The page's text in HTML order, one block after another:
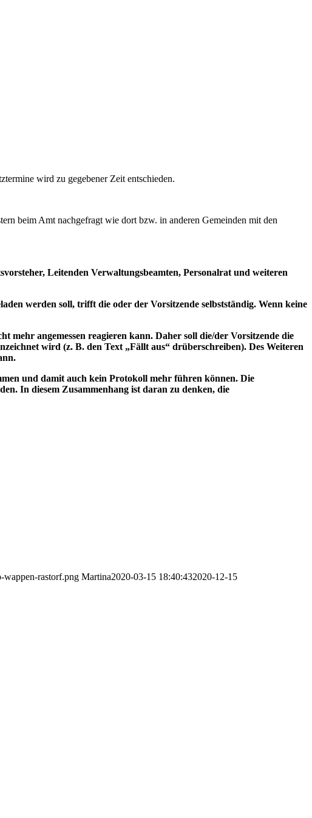
wird zu gegebener Zeit entschieden.
beim Amt nachgefragt wie dort bzw. in anderen Gemeinden mit den
Leitenden Verwaltungsbeamten, Personalrat und weiteren
werden soll, trifft die oder der Vorsitzende selbstständig. Wenn keine
mehr angemessen reagieren kann. Daher soll die/der Vorsitzende die
wird (z. B. den Text „Fällt aus“ drüberschreiben). Des Weiteren
und damit auch kein Protokoll mehr führen können. Die
In diesem Zusammenhang ist daran zu denken, die
wappen-rastorf.png Martina2020-03-15 18:40:432020-12-15